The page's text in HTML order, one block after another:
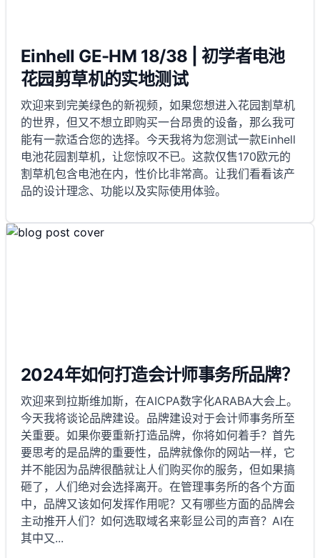
Einhell GE-HM 18/38 | 初学者电池
花园剪草机的实地测试
欢迎来到完美绿色的新视频，如果您想进入花园割草机
的世界，但又不想立即购买一台昂贵的设备，那么我可
能有一款适合您的选择。今天我将为您测试一款Einhell
电池花园割草机，让您惊叹不已。这款仅售170欧元的
割草机包含电池在内，性价比非常高。让我们看看该产
品的设计理念、功能以及实际使用体验。
2024年如何打造会计师事务所品牌？
欢迎来到拉斯维加斯，在AICPA数字化ARABA大会上。
今天我将谈论品牌建设。品牌建设对于会计师事务所至
关重要。如果你要重新打造品牌，你将如何着手？首先
要思考的是品牌的重要性，品牌就像你的网站一样，它
并不能因为品牌很酷就让人们购买你的服务，但如果搞
砸了，人们绝对会选择离开。在管理事务所的各个方面
中，品牌又该如何发挥作用呢？又有哪些方面的品牌会
主动推开人们？如何选取域名来彰显公司的声音？AI在
其中又...